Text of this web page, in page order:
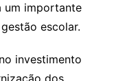
um importante
escolar.
investimento